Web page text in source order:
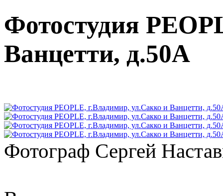
Фотостудия
Ванцетти, д.50А
Фотограф Сергей